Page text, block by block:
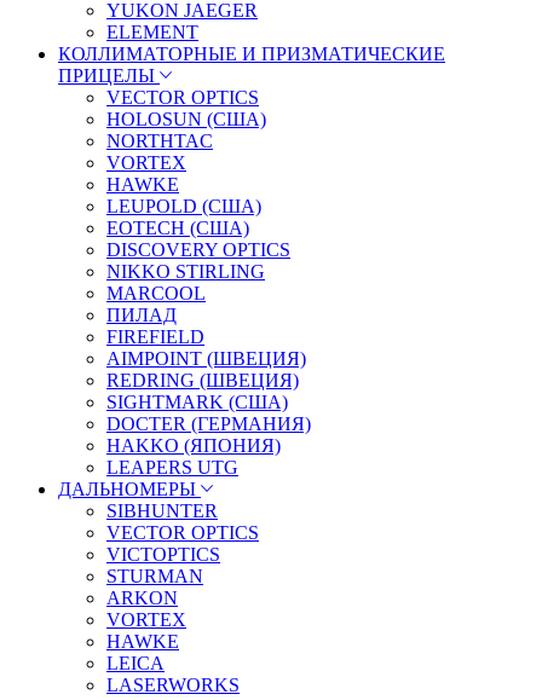
YUKON JAEGER
ELEMENT
КОЛЛИМАТОРНЫЕ И ПРИЗМАТИЧЕСКИЕ
ПРИЦЕЛЫ
VECTOR OPTICS
HOLOSUN (США)
NORTHTAC
VORTEX
HAWKE
LEUPOLD (США)
EOTECH (США)
DISCOVERY OPTICS
NIKKO STIRLING
MARCOOL
ПИЛАД
FIREFIELD
AIMPOINT (ШВЕЦИЯ)
REDRING (ШВЕЦИЯ)
SIGHTMARK (США)
DOCTER (ГЕРМАНИЯ)
HAKKO (ЯПОНИЯ)
LEAPERS UTG
ДАЛЬНОМЕРЫ
SIBHUNTER
VECTOR OPTICS
VICTOPTICS
STURMAN
ARKON
VORTEX
HAWKE
LEICA
LASERWORKS